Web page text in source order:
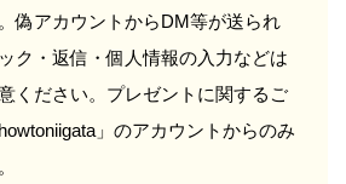
偽アカウントからDM等が送られ
ク・返信・個人情報の入力などは
ください。プレゼントに関するご
」のアカウントからのみ